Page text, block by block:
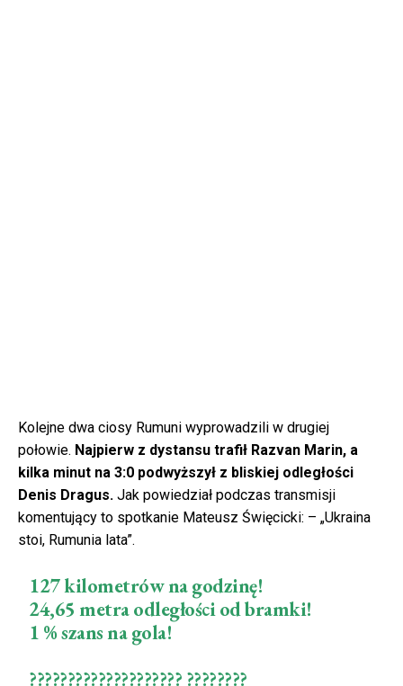
Kolejne dwa ciosy Rumuni wyprowadzili w drugiej
połowie. Najpierw z dystansu trafił Razvan Marin, a
kilka minut na 3:0 podwyższył z bliskiej odległości
Denis Dragus. Jak powiedział podczas transmisji
komentujący to spotkanie Mateusz Święcicki: – „Ukraina
stoi, Rumunia lata”.
127 kilometrów na godzinę!
24,65 metra odległości od bramki!
1 % szans na gola!
???????????????????? ????????